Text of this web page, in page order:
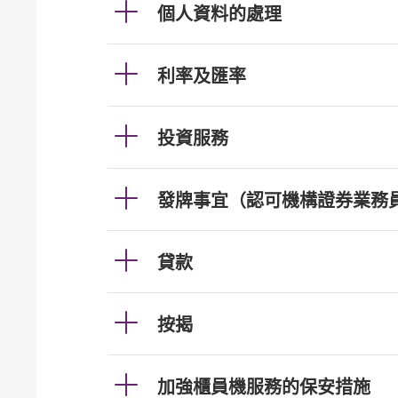
個人資料的處理
利率及匯率
投資服務
發牌事宜（認可機構證券業務
貸款
按揭
加強櫃員機服務的保安措施